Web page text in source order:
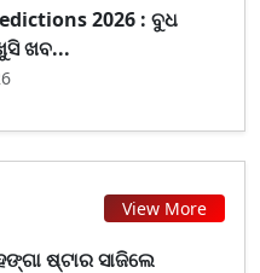
2026 : ବୁଧ
ଖବ...
View More
ଷ୍ଟାର ସାଜିଲେ